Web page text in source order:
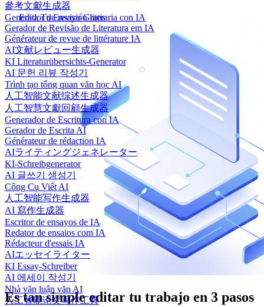
參考文獻生成器
Generador de revisión literaria con IA
Gerador de Revisão de Literatura em IA
Générateur de revue de littérature IA
AI文献レビュー生成器
KI Literaturübersichts-Generator
AI 문헌 리뷰 작성기
Trình tạo tổng quan văn học AI
人工智能文献综述生成器
人工智慧文獻回顧生成器
Generador de Escritura con IA
Gerador de Escrita AI
Générateur de rédaction IA
AIライティングジェネレーター
KI-Schreibgenerator
AI 글쓰기 생성기
Công Cụ Viết AI
人工智能写作生成器
AI 寫作生成器
Escritor de ensayos de IA
Redator de ensaios com IA
Rédacteur d'essais IA
AIエッセイライター
KI Essay-Schreiber
AI 에세이 작성기
Nhà văn luận văn AI
人工智能论文写作工具
Edita Tu Ensayo Gratis
Es tan simple editar tu trabajo en 3 pasos